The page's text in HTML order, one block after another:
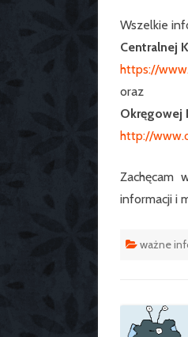
Wszelkie
Centralnej
https://
oraz
Okręgowej
http://
Zachęcam
informacji i
ważne